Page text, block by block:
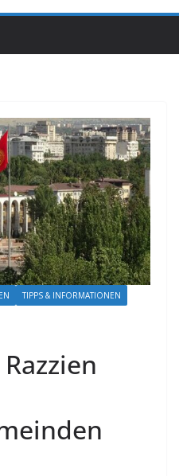
TIPPS & INFORMATIONEN